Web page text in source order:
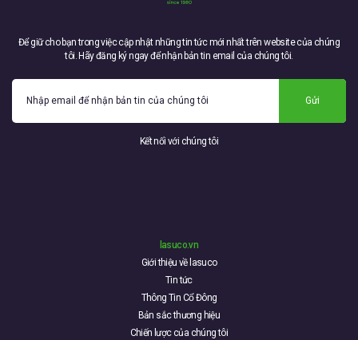
Để giữ cho bạn trong việc cập nhật những tin tức mới nhất trên website của chúng
tôi. Hãy đăng ký ngay để nhận bản tin email của chúng tôi.
Gửi
Kết nối với chúng tôi
lasuco.vn
Giới thiệu về lasuco
Tin tức
Thông Tin Cổ Đông
Bản sắc thương hiệu
Chiến lược của chúng tôi